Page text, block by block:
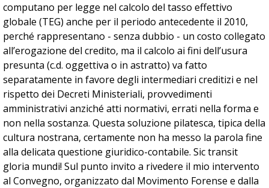
computano per legge nel calcolo del tasso effettivo
globale (TEG) anche per il periodo antecedente il 2010,
perché rappresentano - senza dubbio - un costo collegato
all’erogazione del credito, ma il calcolo ai fini dell’usura
presunta (c.d. oggettiva o in astratto) va fatto
separatamente in favore degli intermediari creditizi e nel
rispetto dei Decreti Ministeriali, provvedimenti
amministrativi anziché atti normativi, errati nella forma e
non nella sostanza. Questa soluzione pilatesca, tipica della
cultura nostrana, certamente non ha messo la parola fine
alla delicata questione giuridico-contabile. Sic transit
gloria mundi! Sul punto invito a rivedere il mio intervento
al Convegno, organizzato dal Movimento Forense e dalla